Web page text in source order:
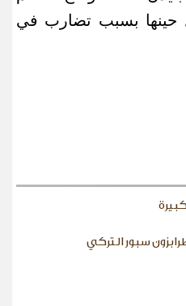
حينها بسبب تضارب في
سبور التركي